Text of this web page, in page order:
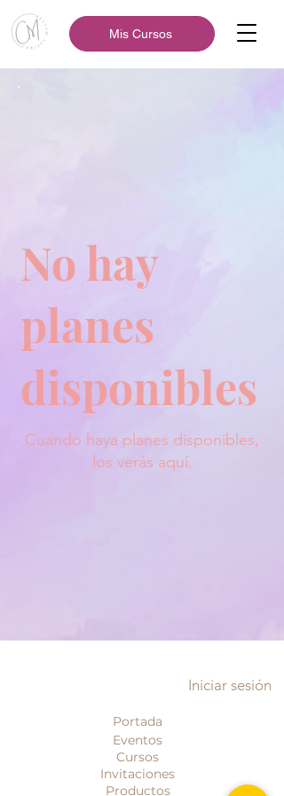
Mis Cursos
No hay
planes
disponibles
Cuando haya planes disponibles,
los verás aquí.
Iniciar sesión
Portada
Eventos
Cursos
Invitaciones
Productos